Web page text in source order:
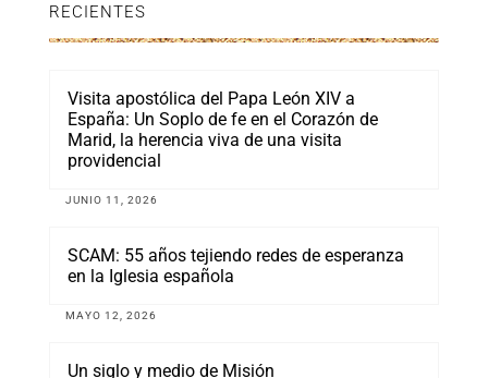
RECIENTES
Visita apostólica del Papa León XIV a
España: Un Soplo de fe en el Corazón de
Marid, la herencia viva de una visita
providencial
JUNIO 11, 2026
SCAM: 55 años tejiendo redes de esperanza
en la Iglesia española
MAYO 12, 2026
Un siglo y medio de Misión